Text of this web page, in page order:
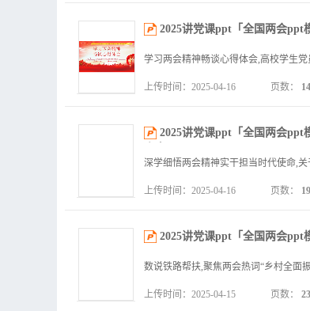
2025讲党课ppt「全国两会ppt
上传时间：2025-04-16 页数： 14
2025讲党课ppt「全国两会ppt
上传时间：2025-04-16 页数： 19
2025讲党课ppt「全国两会ppt
上传时间：2025-04-15 页数： 23